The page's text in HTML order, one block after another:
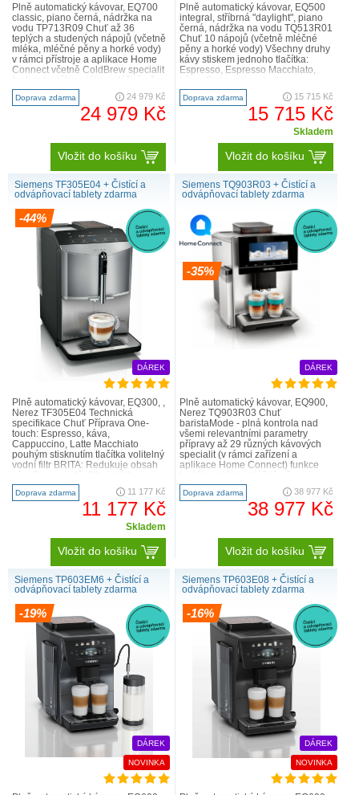
Plně automatický kávovar, EQ700
classic, piano černá, nádržka na
vodu TP713R09 Chuť až 36
teplých a studených nápojů (včetně
mléka, mléčné pěny a horké vody)
v rámci přístroje a aplikace Home
Connect včetně ColdBrew specialit
a horké vod..
Doprava zdarma 24 979 Kč
24 979 Kč
Vložit do košíku
Plně automatický kávovar, EQ500
integral, stříbrná "daylight", piano
černá, nádržka na vodu TQ513R01
Chuť 10 nápojů (včetně mléčné
pěny a horké vody) Všechny druhy
kávy stiskem jednoho tlačítka:
Espresso, Espresso Macchiato,
Macchiato. Rychle a poh..
Doprava zdarma 15 715 Kč
15 715 Kč
Skladem
Vložit do košíku
Siemens TF305E04 + Čistící a
odvápňovací tablety zdarma
-44%
DÁREK
Plně automatický kávovar, EQ300, ,
Nerez TF305E04 Technická
specifikace Chuť Příprava One-
touch: Espresso, káva,
Cappuccino, Latte Macchiato
pouhým stisknutím tlačítka volitelný
vodní filtr BRITA: Redukuje obsah
vápníku ve vodě, filtruje látky
ovlivňující chuť a vů..
Doprava zdarma 11 177 Kč
11 177 Kč
Skladem
Vložit do košíku
Siemens TQ903R03 + Čistící a
odvápňovací tablety zdarma
-35%
DÁREK
Plně automatický kávovar, EQ900,
Nerez TQ903R03 Chuť
baristaMode - plná kontrola nad
všemi relevantními parametry
přípravy až 29 různých kávových
specialit (v rámci zařízení a
aplikace Home Connect) funkce
horké vody nastavitelný poměr
mléka..
Doprava zdarma 38 977 Kč
38 977 Kč
Vložit do košíku
Siemens TP603EM6 + Čistící a
odvápňovací tablety zdarma
-19%
DÁREK
NOVINKA
Siemens TP603E08 + Čistící a
odvápňovací tablety zdarma
-16%
DÁREK
NOVINKA